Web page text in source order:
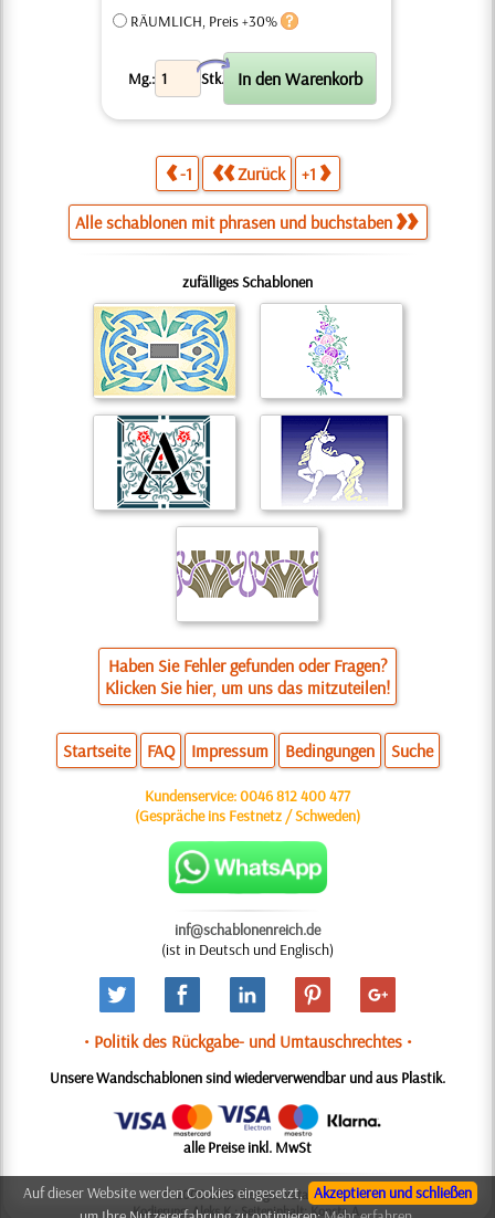
RÄUMLICH, Preis +30%
Mg.: Stk.
X
-1 Zurück +1
Alle schablonen mit phrasen und buchstaben
zufälliges Schablonen
Haben Sie Fehler gefunden oder Fragen?
Klicken Sie hier, um uns das mitzuteilen!
Startseite FAQ Impressum Bedingungen Suche
Kundenservice:0046 812 400 477
(Gespräche ins Festnetz / Schweden)
inf@schablonenreich.de
(ist in Deutsch und Englisch)
• Politik des Rückgabe- und Umtauschrechtes •
Unsere Wandschablonen sind wiederverwendbar und aus Plastik.
alle Preise inkl. MwSt
© 2006-2025 Design: Natali M.
Kodierung: Aleks K.; Seiteninhalt: Konsta A.
Akzeptieren und schließen
Auf dieser Website werden Cookies eingesetzt,